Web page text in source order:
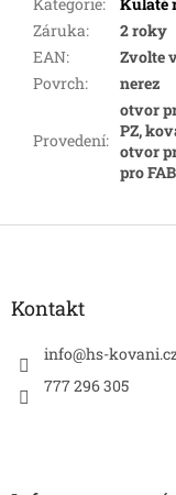
Záruka:
2 roky
EAN:
Zvolte
Povrch: nerez
Provedení:
otvor
PZ,
otvor
pro
Z
Kontakt
info@hs-
777 296 305